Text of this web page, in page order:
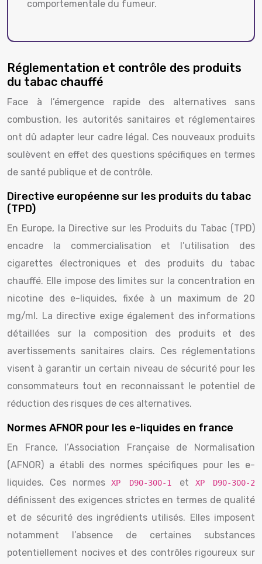
comportementale du fumeur.
Réglementation et contrôle des produits
du tabac chauffé
Face à l’émergence rapide des alternatives sans
combustion, les autorités sanitaires et réglementaires
ont dû adapter leur cadre légal. Ces nouveaux produits
soulèvent en effet des questions spécifiques en termes
de santé publique et de contrôle.
Directive européenne sur les produits du tabac
(TPD)
En Europe, la Directive sur les Produits du Tabac (TPD)
encadre la commercialisation et l’utilisation des
cigarettes électroniques et des produits du tabac
chauffé. Elle impose des limites sur la concentration en
nicotine des e-liquides, fixée à un maximum de 20
mg/ml. La directive exige également des informations
détaillées sur la composition des produits et des
avertissements sanitaires clairs. Ces réglementations
visent à garantir un certain niveau de sécurité pour les
consommateurs tout en reconnaissant le potentiel de
réduction des risques de ces alternatives.
Normes AFNOR pour les e-liquides en france
En France, l’Association Française de Normalisation
(AFNOR) a établi des normes spécifiques pour les e-
liquides. Ces normesXP D90-300-1 et XP D90-300-2
définissent des exigences strictes en termes de qualité
et de sécurité des ingrédients utilisés. Elles imposent
notamment l’absence de certaines substances
potentiellement nocives et des contrôles rigoureux sur